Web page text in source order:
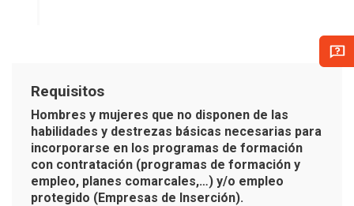
Requisitos
Hombres y mujeres que no disponen de las
habilidades y destrezas básicas necesarias para
incorporarse en los programas de formación
con contratación (programas de formación y
empleo, planes comarcales,…) y/o empleo
protegido (Empresas de Inserción).